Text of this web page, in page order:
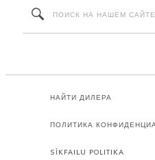
НАЙТИ ДИЛЕРА
ПОЛИТИКА
SĪKFAILU POLITIKA